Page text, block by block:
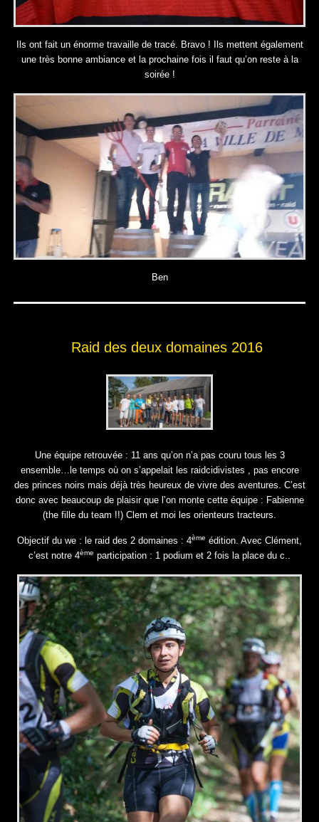
Ils ont fait un énorme travaille de tracé. Bravo ! Ils mettent également
une très bonne ambiance et la prochaine fois il faut qu’on reste à la
soirée !
Ben
Raid des deux domaines 2016
Une équipe retrouvée : 11 ans qu’on n’a pas couru tous les 3
ensemble…le temps où on s’appelait les raidcidivistes , pas encore
des princes noirs mais déjà très heureux de vivre des aventures. C’est
donc avec beaucoup de plaisir que l’on monte cette équipe : Fabienne
(the fille du team !!) Clem et moi les orienteurs tracteurs.
Objectif du we : le raid des 2 domaines : 4ème édition. Avec Clément,
c’est notre 4ème participation : 1 podium et 2 fois la place du c..